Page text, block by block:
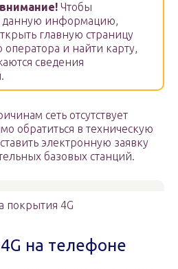
Чтобы
данную информацию,
главную страницу
оператора и найти карту,
сведения
сеть отсутствует
обратиться в техническую
электронную заявку
базовых станций.
покрытия 4G
на телефоне